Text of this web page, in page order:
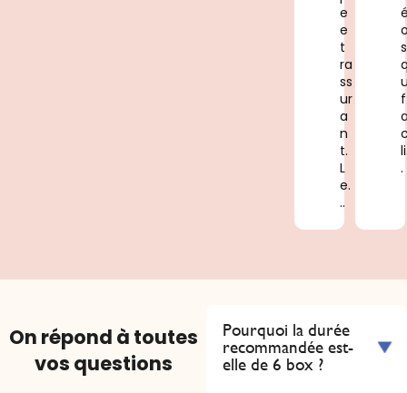
e
e
t
ra
ss
ur
a
n
t.
L
e.
..
s
f
.
On répond à toutes
vos questions
Pourquoi la durée
recommandée est-
elle de 6 box ?